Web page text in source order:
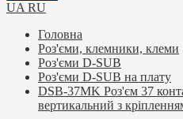
UA RU
Головна
Роз'єми, клемники, клеми
Роз'єми D-SUB
Роз'єми D-SUB на плату
DSB-37MK Роз'єм 37
вертикальний з